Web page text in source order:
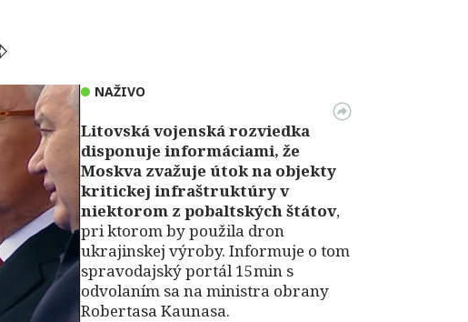
NAŽIVO
Litovská vojenská rozviedka
disponuje informáciami, že
Moskva zvažuje útok na objekty
kritickej infraštruktúry v
niektorom z pobaltských štátov,
pri ktorom by použila dron
ukrajinskej výroby. Informuje o tom
spravodajský portál 15min s
odvolaním sa na ministra obrany
Robertasa Kaunasa.